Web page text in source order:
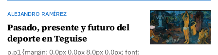
ALEJANDRO RAMÍREZ
Pasado, presente y futuro del
deporte en Teguise
p.p1 {margin: 0.0px 0.0px 8.0px 0.0px; font: